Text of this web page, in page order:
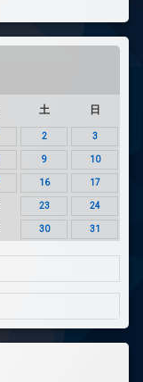
土 日
2 3
9 10
16 17
23 24
30 31